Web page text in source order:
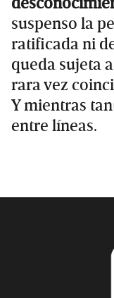
suspenso la
ratificada ni
queda sujeta
rara vez
Y mientras
entre líneas.